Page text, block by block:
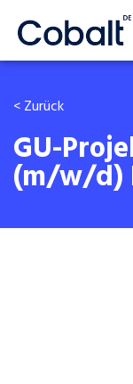
< Zurück
GU-
(m/w/d)